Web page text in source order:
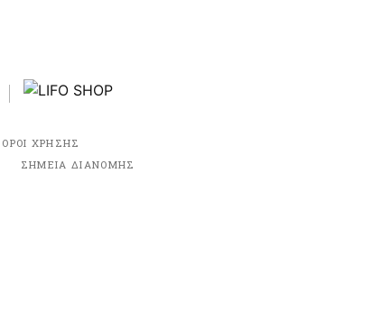
ΟΡΟΙ ΧΡΗΣΗΣ
ΣΗΜΕΙΑ ΔΙΑΝΟΜΗΣ